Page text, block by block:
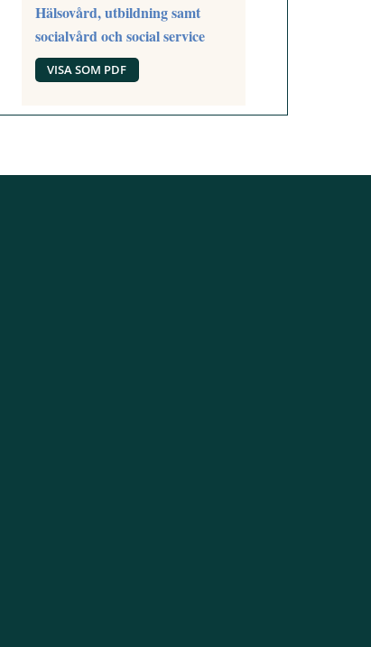
Hälsovård, utbildning samt
socialvård och social service
VISA SOM PDF